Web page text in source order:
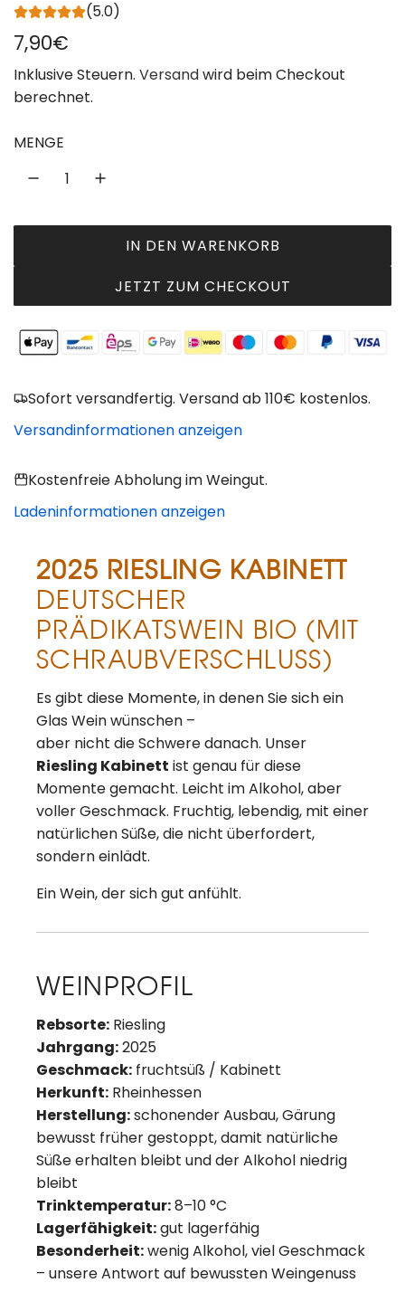
(5.0)
R
e
g
u
r
e
P
r
e
i
7,90€
Inklusive Steuern. Versandwird beim Checkout
berechnet.
MENGE
IN DEN WARENKORB
L
A
D
N
.
JETZT ZUM CHECKOUT
Sofort versandfertig. Versand ab 110€ kostenlos.
Versandinformationen anzeigen
Kostenfreie Abholung im Weingut.
Ladeninformationen anzeigen
2025 RIESLING KABINETT
DEUTSCHER
PRÄDIKATSWEIN BIO (MIT
SCHRAUBVERSCHLUSS)
Es gibt diese Momente, in denen Sie sich ein
Glas Wein wünschen –
aber nicht die Schwere danach. Unser
Riesling Kabinett ist genau für diese
Momente gemacht. Leicht im Alkohol, aber
voller Geschmack. Fruchtig, lebendig, mit einer
natürlichen Süße, die nicht überfordert,
sondern einlädt.
Ein Wein, der sich gut anfühlt.
WEINPROFIL
Rebsorte: Riesling
Jahrgang:2025
Geschmack: fruchtsüß / Kabinett
Herkunft: Rheinhessen
Herstellung:schonender Ausbau, Gärung
bewusst früher gestoppt, damit natürliche
Süße erhalten bleibt und der Alkohol niedrig
bleibt
Trinktemperatur:8–10 °C
Lagerfähigkeit:gut lagerfähig
Besonderheit:wenig Alkohol, viel Geschmack
– unsere Antwort auf bewussten Weingenuss